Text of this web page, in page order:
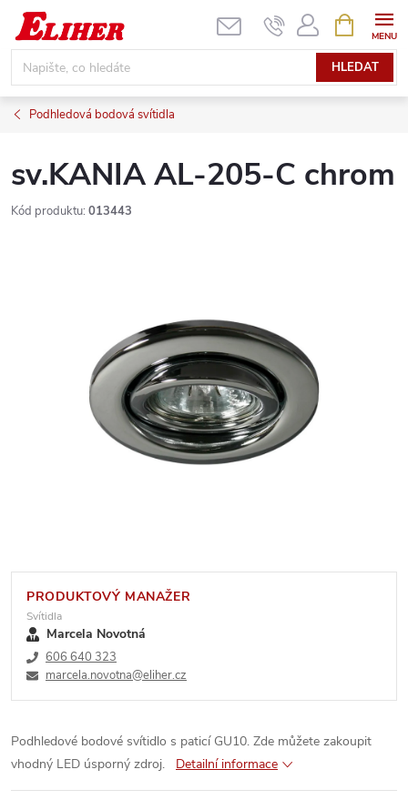
Přejít
obsah
HLEDAT
NÁKUPNÍ
KOŠÍK
Podhledová bodová svítidla
sv.KANIA AL-205-C chrom
Kód produktu: 013443
PRODUKTOVÝ MANAŽER
Svítidla
Marcela Novotná
606 640 323
marcela.novotna@eliher.cz
Podhledové bodové svítidlo s paticí GU10. Zde můžete zakoupit
vhodný LED úsporný zdroj. Detailní informace